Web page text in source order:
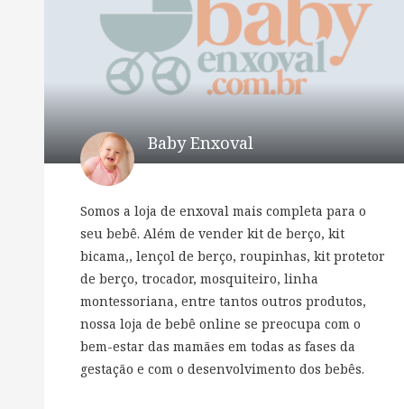
Baby Enxoval
Somos a loja de enxoval mais completa para o
seu bebê. Além de vender kit de berço, kit
bicama,, lençol de berço, roupinhas, kit protetor
de berço, trocador, mosquiteiro, linha
montessoriana, entre tantos outros produtos,
nossa loja de bebê online se preocupa com o
bem-estar das mamães em todas as fases da
gestação e com o desenvolvimento dos bebês.